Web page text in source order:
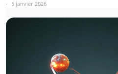
5 janvier 2026